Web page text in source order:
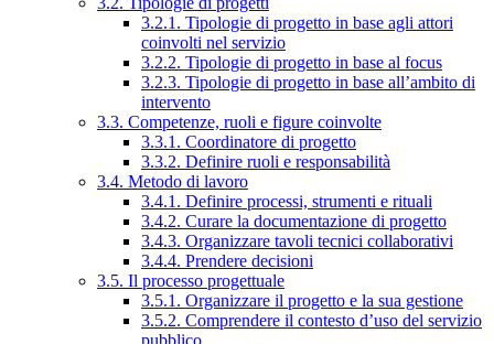
3.2.1. Tipologie di progetto in base agli attori
coinvolti nel servizio
3.2.2. Tipologie di progetto in base al focus
3.2.3. Tipologie di progetto in base all’ambito di
intervento
3.3. Competenze, ruoli e figure coinvolte
3.3.1. Coordinatore di progetto
3.3.2. Definire ruoli e responsabilità
3.4. Metodo di lavoro
3.4.1. Definire processi, strumenti e rituali
3.4.2. Curare la documentazione di progetto
3.4.3. Organizzare tavoli tecnici collaborativi
3.4.4. Prendere decisioni
3.5. Il processo progettuale
3.5.1. Organizzare il progetto e la sua gestione
3.5.2. Comprendere il contesto d’uso del servizio
pubblico